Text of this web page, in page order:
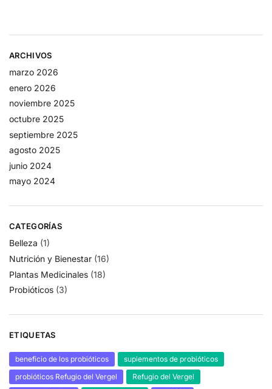
ARCHIVOS
marzo 2026
enero 2026
noviembre 2025
octubre 2025
septiembre 2025
agosto 2025
junio 2024
mayo 2024
CATEGORÍAS
Belleza (1)
Nutrición y Bienestar (16)
Plantas Medicinales (18)
Probióticos (3)
ETIQUETAS
beneficio de los probióticos
suplementos de probióticos
probióticos Refugio del Vergel
Refugio del Vergel